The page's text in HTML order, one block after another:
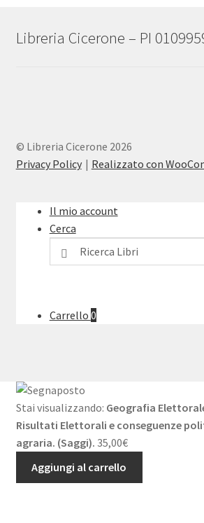
Libreria Cicerone – PI
© Libreria Cicerone 2026
Privacy Policy
Realizzato con
Il mio account
Cerca
Carrello 0
Stai visualizzando: Geografia
Risultati Elettorali e conseguenze
agraria. (Saggi). 35,00€
Aggiungi al carrello